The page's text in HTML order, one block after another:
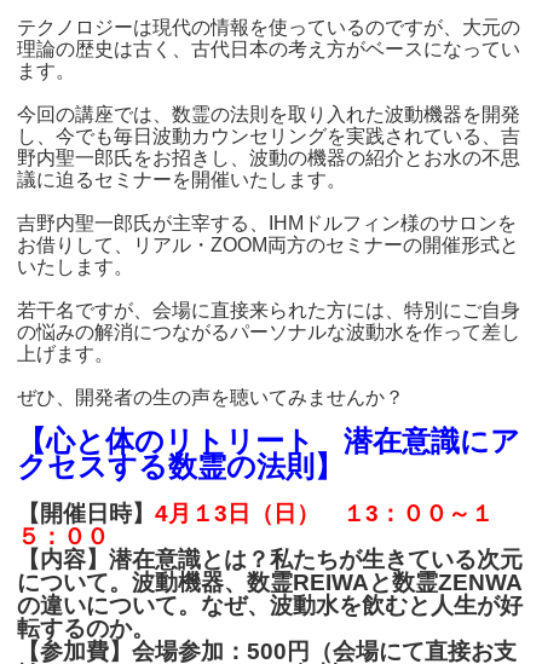
テクノロジーは現代の情報を使っているのですが、大元の
理論の歴史は古く、古代日本の考え方がベースになってい
ます。
今回の講座では、数霊の法則を取り入れた波動機器を開発
し、今でも毎日波動カウンセリングを実践されている、吉
野内聖一郎氏をお招きし、波動の機器の紹介とお水の不思
議に迫るセミナーを開催いたします。
吉野内聖一郎氏が主宰する、IHMドルフィン様のサロンを
お借りして、リアル・ZOOM両方のセミナーの開催形式と
いたします。
若干名ですが、会場に直接来られた方には、特別にご自身
の悩みの解消につながるパーソナルな波動水を作って差し
上げます。
ぜひ、開発者の生の声を聴いてみませんか？
【心と体のリトリート 潜在意識にア
クセスする数霊の法則】
【開催日時】4月１3日（日）
１3：００～１
５：００
【内容】潜在意識とは？私たちが生きている次元
について。波動機器、数霊REIWAと数霊ZENWA
の違いについて。なぜ、波動水を飲むと人生が好
転するのか。
【参加費】会場参加：500円（会場にて直接お支